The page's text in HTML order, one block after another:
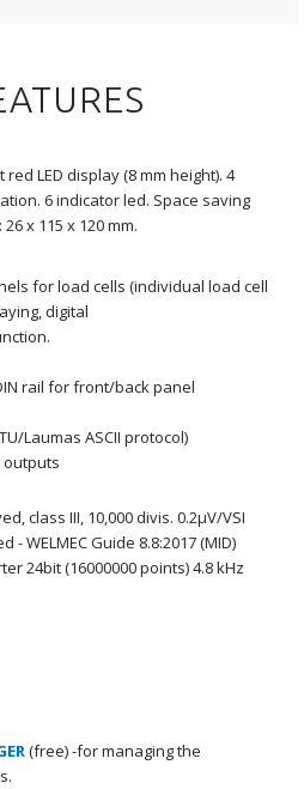
LED display (8 mm height). 4
6 indicator led. Space saving
x 115 x 120 mm.
for load cells (individual load cell
digital
rail for front/back panel
Laumas ASCII protocol)
outputs
class III, 10,000 divis. 0.2μV/VSI
- WELMEC Guide 8.8:2017 (MID)
24bit (16000000 points) 4.8 kHz
(free) -for managing the